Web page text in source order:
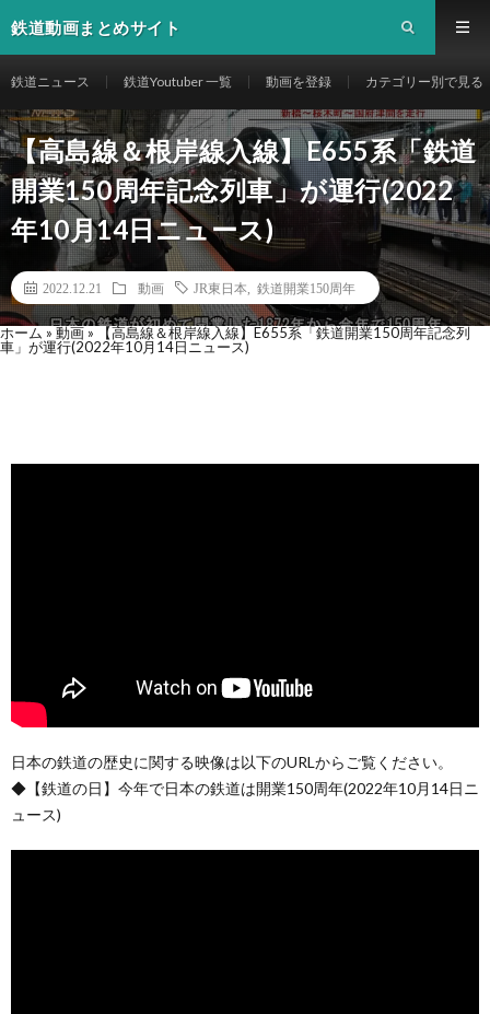
鉄道動画まとめサイト
鉄道ニュース 鉄道Youtuber 一覧 動画を登録 カテゴリー別で見る
【高島線＆根岸線入線】E655系「鉄道
開業150周年記念列車」が運行(2022
年10月14日ニュース)
2022.12.21 動画 JR東日本 鉄道開業150周年
ホーム » 動画 » 【高島線＆根岸線入線】E655系「鉄道開業150周年記念列
車」が運行(2022年10月14日ニュース)
日本の鉄道の歴史に関する映像は以下のURLからご覧ください。
◆【鉄道の日】今年で日本の鉄道は開業150周年(2022年10月14日ニ
ュース)